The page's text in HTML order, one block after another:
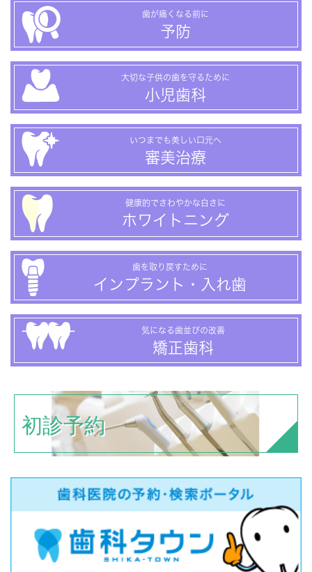
歯が痛くなる前に
予防
大切な子供の歯を守るために
小児歯科
いつまでも美しい口元へ
審美治療
健康的でさわやかな白さに
ホワイトニング
歯を取り戻すために
インプラント・入れ歯
気になる歯並びの改善
矯正歯科
初診予約